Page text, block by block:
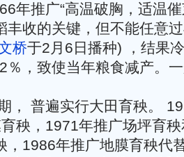
年推广“高温破胸，适温
丰收的关键，但不能任意
桥于2月6日播种) ，结果
％，致使当年粮食减产。
， 普遍实行大田育秧。
秧，1971年推广场坪育
，1986年推广地膜育秧代